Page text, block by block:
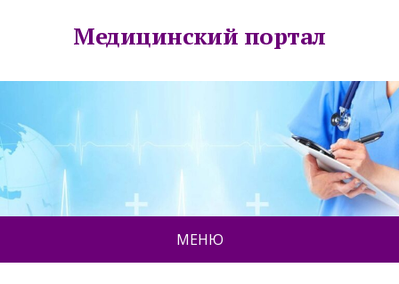
Медицинский портал
МЕНЮ